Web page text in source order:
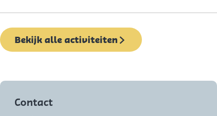
e
-
T
o
g
j
d
e
n
d
Bekijk alle activiteiten
Contact